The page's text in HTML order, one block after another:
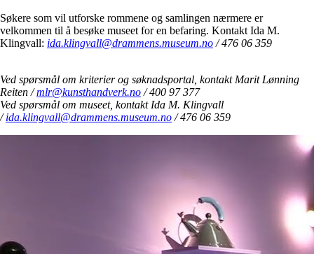
Søkere som vil utforske rommene og samlingen nærmere er
velkommen til å besøke museet for en befaring. Kontakt Ida M.
Klingvall: ida.klingvall@drammens.museum.no / 476 06 359
Ved spørsmål om kriterier og søknadsportal, kontakt Marit Lønning
Reiten /mlr@kunsthandverk.no / 400 97 377
Ved spørsmål om museet, kontakt Ida M. Klingvall
/ida.klingvall@drammens.museum.no / 476 06 359